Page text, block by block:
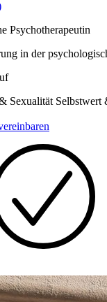
Psychotherapeutin
in der
Sexualität Selbstwert